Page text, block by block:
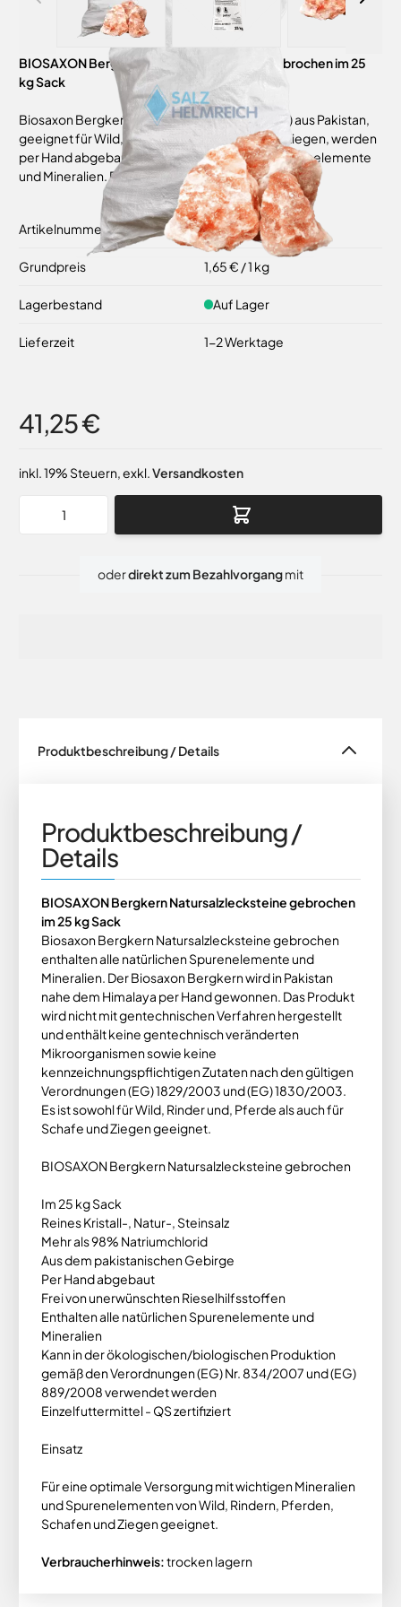
BIOSAXON Bergkern Natursalzlecksteine gebrochen im 25
kg Sack
Biosaxon Bergkern gebrochen (3-5 kg Stücke) aus Pakistan,
geeignet für Wild, Rinder, Pferde, Schafe und Ziegen, werden
per Hand abgebaut. Enthält alle natürlichen Spurenelemente
und Mineralien. Einzelfuttermittel - QS zertifiziert.
Artikelnummer 10184352
Grundpreis 1,65 € / 1 kg
Lagerbestand Auf Lager
Lieferzeit 1-2 Werktage
41,25 €
inkl. 19% Steuern,exkl.Versandkosten
oderdirekt zum Bezahlvorgangmit
Produktbeschreibung / Details
Produktbeschreibung /
Details
BIOSAXON Bergkern Natursalzlecksteine gebrochen
im 25 kg Sack
Biosaxon Bergkern Natursalzlecksteine gebrochen
enthalten alle natürlichen Spurenelemente und
Mineralien. Der Biosaxon Bergkern wird in Pakistan
nahe dem Himalaya per Hand gewonnen. Das Produkt
wird nicht mit gentechnischen Verfahren hergestellt
und enthält keine gentechnisch veränderten
Mikroorganismen sowie keine
kennzeichnungspflichtigen Zutaten nach den gültigen
Verordnungen (EG) 1829/2003 und (EG) 1830/2003.
Es ist sowohl für Wild, Rinder und, Pferde als auch für
Schafe und Ziegen geeignet.
BIOSAXON Bergkern Natursalzlecksteine gebrochen
Im 25 kg Sack
Reines Kristall-, Natur-, Steinsalz
Mehr als 98% Natriumchlorid
Aus dem pakistanischen Gebirge
Per Hand abgebaut
Frei von unerwünschten Rieselhilfsstoffen
Enthalten alle natürlichen Spurenelemente und
Mineralien
Kann in der ökologischen/biologischen Produktion
gemäß den Verordnungen (EG) Nr. 834/2007 und (EG)
889/2008 verwendet werden
Einzelfuttermittel - QS zertifiziert
Einsatz
Für eine optimale Versorgung mit wichtigen Mineralien
und Spurenelementen von Wild, Rindern, Pferden,
Schafen und Ziegen geeignet.
Verbraucherhinweis:trocken lagern